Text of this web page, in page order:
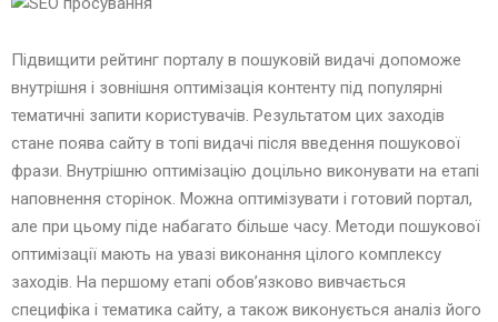
Підвищити рейтинг порталу в пошуковій видачі допоможе
внутрішня і зовнішня оптимізація контенту під популярні
тематичні запити користувачів. Результатом цих заходів
стане поява сайту в топі видачі після введення пошукової
фрази. Внутрішню оптимізацію доцільно виконувати на етапі
наповнення сторінок. Можна оптимізувати і готовий портал,
але при цьому піде набагато більше часу. Методи пошукової
оптимізації мають на увазі виконання цілого комплексу
заходів. На першому етапі обов’язково вивчається
специфіка і тематика сайту, а також виконується аналіз його